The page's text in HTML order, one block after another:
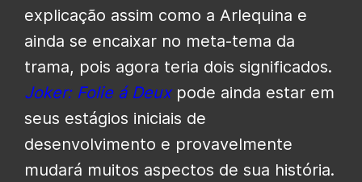
explicação assim como a Arlequina e
ainda se encaixar no meta-tema da
trama, pois agora teria dois significados.
Joker: Folie á Deuxpode ainda estar em
seus estágios iniciais de
desenvolvimento e provavelmente
mudará muitos aspectos de sua história.